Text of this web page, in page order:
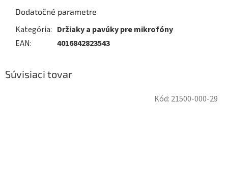
Dodatočné parametre
Kategória: Držiaky a pavúky pre mikrofóny
EAN: 4016842823543
Súvisiaci tovar
Kód: 21500-000-29